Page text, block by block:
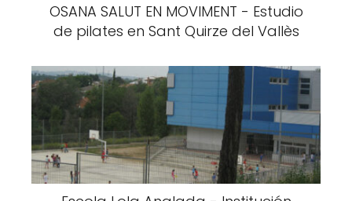
OSANA SALUT EN MOVIMENT - Estudio
de pilates en Sant Quirze del Vallès